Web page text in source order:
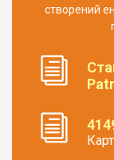
створений